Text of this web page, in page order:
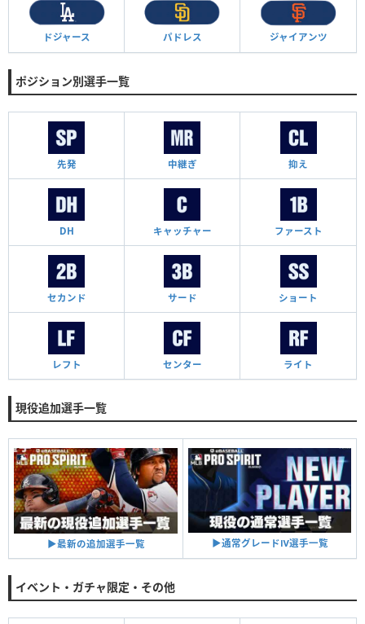
ドジャース パドレス ジャイアンツ
ポジション別選手一覧
先発 中継ぎ 抑え
DH キャッチャー ファースト
セカンド サード ショート
レフト センター ライト
現役追加選手一覧
▶︎最新の追加選手一覧 ▶︎通常グレードⅣ選手一覧
イベント・ガチャ限定・その他